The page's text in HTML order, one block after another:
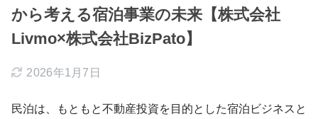
から考える宿泊事業の未来【株式会社
Livmo×株式会社BizPato】
2026年1月7日
民泊は、もともと不動産投資を目的とした宿泊ビジネスと